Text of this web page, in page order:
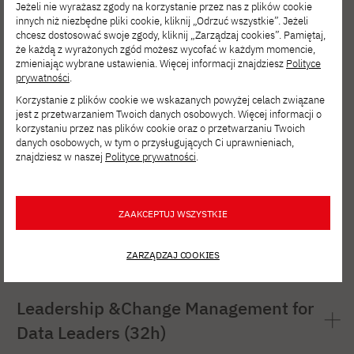
– Praktyczne podejście do zarządzania
danymi i raportowania w środowisku
regulacyjnym. Data Governance i
standardy regulacyjne w realnych
zastosowaniach biznesowych
– Identyfikacja i klasyfikacja danych
bezpieczeństwa i wiarygodnego
– Projektowanie ról i odpowiedzialności w
organizacji danych, wspierające skuteczne
zarządzanie i rozwój modelu Data
Governance w procesie transformacji
Data Strategy & Analytics Leadership
(32h)
– Budowanie strategii danych realnie
wspierającej cele biznesowe i wzrost
– Wykorzystanie KPI i metryk danych do
podejmowania trafnych decyzji
menedżerskich
– Projektowanie roadmapy danych jako
fundamentu rozwoju technologicznego
firmy
ESG & Sustainability in Data-Driven
Organizations (32h)
– Rola danych w podejmowaniu decyzji
ESG i strategii sustainability
– Projektowanie i wdrażanie
zrównoważonych procesów danych w
organizacji
Digital Responsibility & Ethics (16h)
– Rola etyki i odpowiedzialności cyfrowej w
nowoczesnej organizacji
Leadership &Change Management for
Data Leaders (32h)
Jeżeli nie wyrażasz zgody na korzystanie przez nas z plików cookie
innych niż niezbędne pliki cookie, kliknij „Odrzuć wszystkie”. Jeżeli
chcesz dostosować swoje zgody, kliknij „Zarządzaj cookies”. Pamiętaj,
że każdą z wyrażonych zgód możesz wycofać w każdym momencie,
zmieniając wybrane ustawienia. Więcej informacji znajdziesz Polityce
prywatności.
Korzystanie z plików cookie we wskazanych powyżej celach związane
jest z przetwarzaniem Twoich danych osobowych. Więcej informacji o
korzystaniu przez nas plików cookie oraz o przetwarzaniu Twoich
danych osobowych, w tym o przysługujących Ci uprawnieniach,
znajdziesz w naszej Polityce prywatności.
ZAAKCEPTUJ WSZYSTKIE
ZARZĄDZAJ COOKIES